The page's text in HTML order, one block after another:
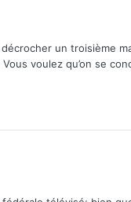
un troisième
voulez qu’on se